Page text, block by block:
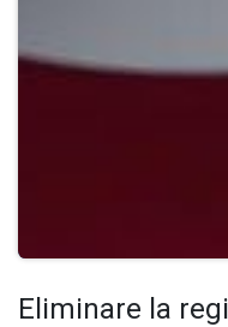
Eliminare la